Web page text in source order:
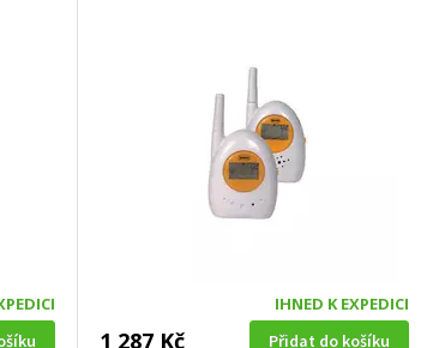
IHNED K EXPEDICI
1 287 Kč Přidat do košíku